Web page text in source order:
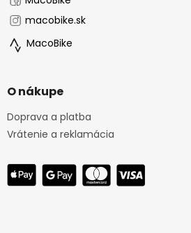
macobike.sk
MacoBike
O nákupe
Doprava a platba
Vrátenie a reklamácia